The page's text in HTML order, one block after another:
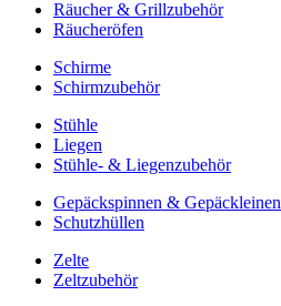
Räucher & Grillzubehör
Räucheröfen
Schirme
Schirmzubehör
Stühle
Liegen
Stühle- & Liegenzubehör
Gepäckspinnen & Gepäckleinen
Schutzhüllen
Zelte
Zeltzubehör